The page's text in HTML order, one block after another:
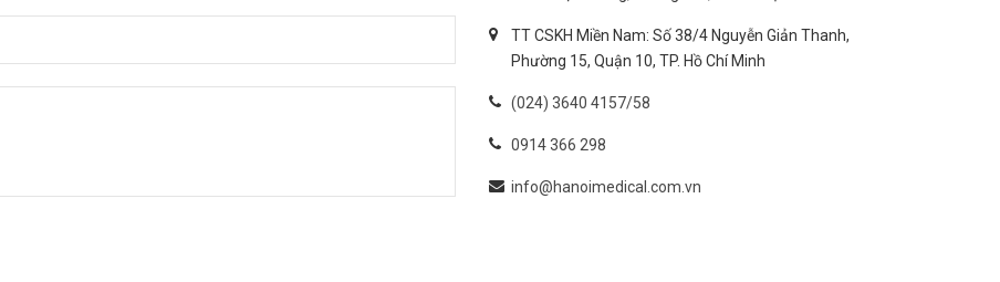
TT CSKH Miền Nam: Số 38/4 Nguyễn Giản Thanh,
Phường 15, Quận 10, TP. Hồ Chí Minh
(024) 3640 4157/58
0914 366 298
info@hanoimedical.com.vn